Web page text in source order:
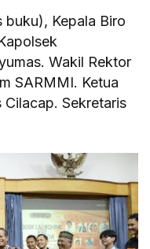
buku), Kepala Biro
Wakil Rektor
SARMMI. Ketua
Cilacap. Sekretaris